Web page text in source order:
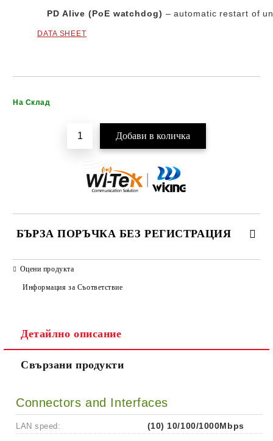
PD Alive (PoE watchdog) – automatic restart of
DATA SHEET
На Склад
БЪРЗА ПОРЪЧКА БЕЗ РЕГИСТРАЦИЯ
Ние ще се свържем с вас в рамките на работния ден.
Оцени продукта
Информация за Съответствие
Детайлно описание
Свързани продукти
Connectors and Interfaces
LAN speed: (10) 10/100/1000Mbps